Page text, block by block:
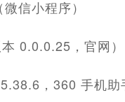
信小程序）
0.0.0.25，官网）
，360 手机助